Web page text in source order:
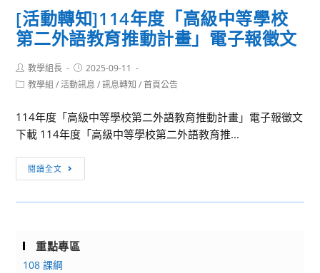
活
動
訓
（MATP）」
施
計
理
114
度
「96
次
徵
兵
男
[活動轉知]114年度「高級中等學校
第二外語教育推動計畫」電子報徵文
Post
author:
教學組長
Post
published:
2025-09-11
Post教學組 / 活動訊息 / 訊息轉知 / 首頁公告
114年度「高級中等學校第二外語教育推動計畫」電子報徵文
下載 114年度「高級中等學校第二外語教育推...
閱讀全文
動
轉
重點專區
108 課綱